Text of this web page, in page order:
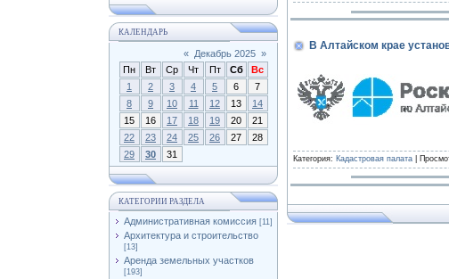
КАЛЕНДАРЬ
« Декабрь 2025 »
Пн
Вт Ср Чт Пт Сб
Вс
1
2 3 4 5 6
7
8
9 10 11 12 13
14
15
16 17 18 19 20
21
22
23 24 25 26 27
28
29
30 31
КАТЕГОРИИ РАЗДЕЛА
Административная комиссия [11]
Архитектура и строительство
[13]
Аренда земельных участков
[193]
В Алтайском крае
Категория: Кадастровая палата |